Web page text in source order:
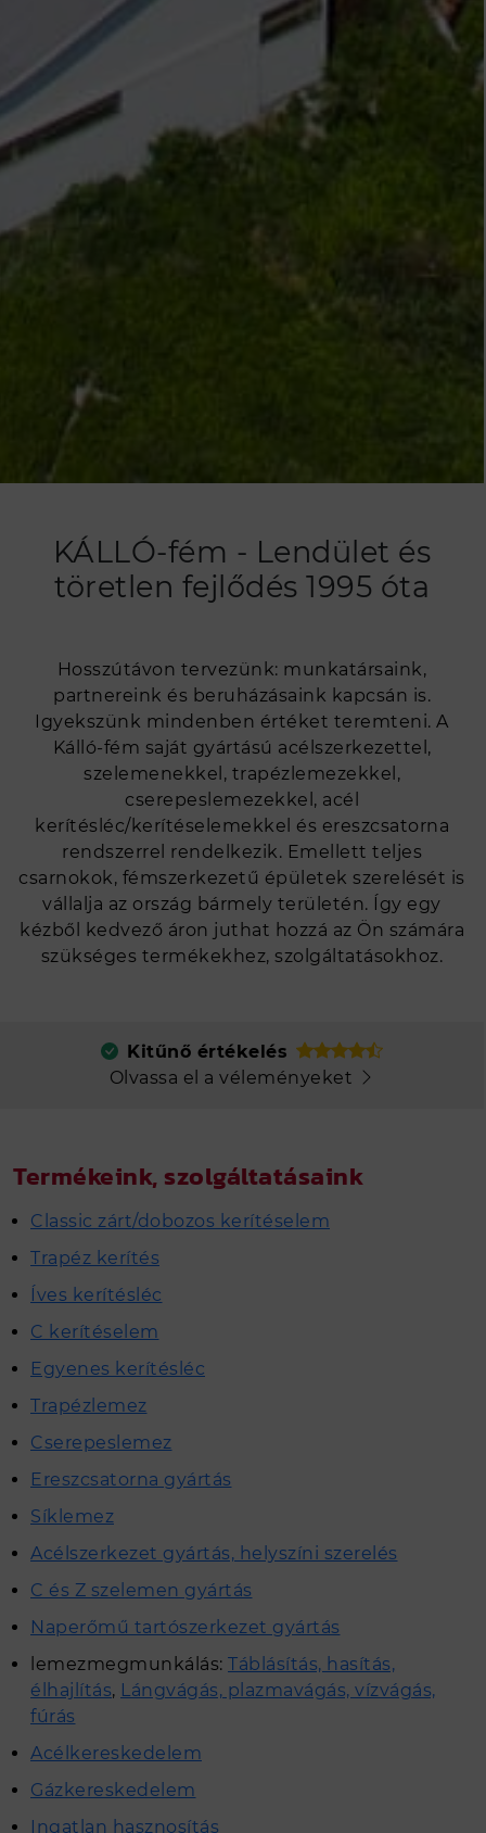
KÁLLÓ-fém - Lendület és
töretlen fejlődés 1995 óta
Hosszútávon tervezünk: munkatársaink,
partnereink és beruházásaink kapcsán is.
Igyekszünk mindenben értéket teremteni. A
Kálló-fém saját gyártású acélszerkezettel,
szelemenekkel, trapézlemezekkel,
cserepeslemezekkel, acél
kerítésléc/kerítéselemekkel és ereszcsatorna
rendszerrel rendelkezik. Emellett teljes
csarnokok, fémszerkezetű épületek szerelését is
vállalja az ország bármely területén. Így egy
kézből kedvező áron juthat hozzá az Ön számára
szükséges termékekhez, szolgáltatásokhoz.
Kitűnő értékelés
Olvassa el a véleményeket
Termékeink, szolgáltatásaink
Classic zárt/dobozos kerítéselem
Trapéz kerítés
Íves kerítésléc
C kerítéselem
Egyenes kerítésléc
Trapézlemez
Cserepeslemez
Ereszcsatorna gyártás
Síklemez
Acélszerkezet gyártás, helyszíni szerelés
C és Z szelemen gyártás
Naperőmű tartószerkezet gyártás
lemezmegmunkálás: Táblásítás, hasítás,
élhajlítás, Lángvágás, plazmavágás, vízvágás,
fúrás
Acélkereskedelem
Gázkereskedelem
Ingatlan hasznosítás